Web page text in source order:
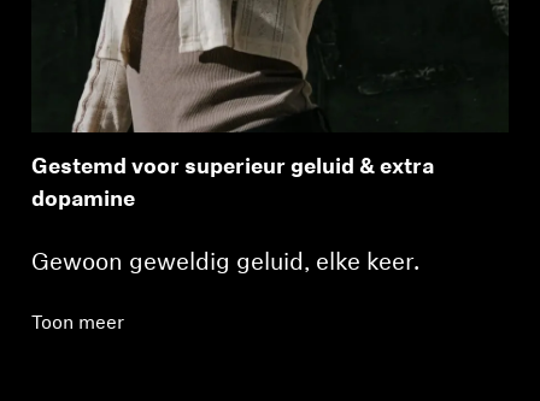
Gestemd voor superieur geluid & extra
dopamine
Gewoon geweldig geluid, elke keer.
Toon meer